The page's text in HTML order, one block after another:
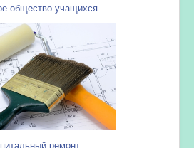
общество учащихся
ремонт